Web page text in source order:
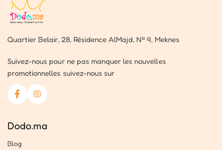
Quartier Belair, 28, Résidence AlMajd, Nº 4, Meknes
Suivez-nous pour ne pas manquer les nouvelles
promotionnelles suivez-nous sur
Dodo.ma
Blog